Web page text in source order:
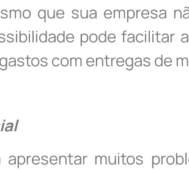
que sua empresa
pode facilitar
com entregas de
apresentar muitos